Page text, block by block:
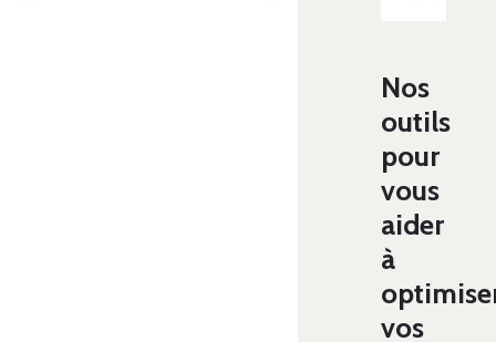
Nos
outils
pour
vous
aider
à
vos